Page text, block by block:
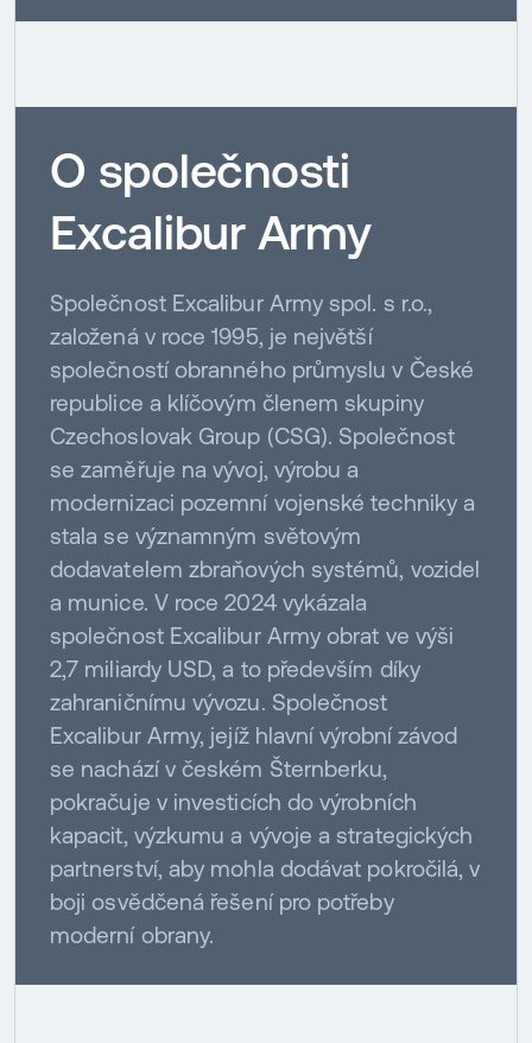
O společnosti
Excalibur Army
Společnost Excalibur Army spol. s r.o.,
založená v roce 1995, je největší
společností obranného průmyslu v České
republice a klíčovým členem skupiny
Czechoslovak Group (CSG). Společnost
se zaměřuje na vývoj, výrobu a
modernizaci pozemní vojenské techniky a
stala se významným světovým
dodavatelem zbraňových systémů, vozidel
a munice. V roce 2024 vykázala
společnost Excalibur Army obrat ve výši
2,7 miliardy USD, a to především díky
zahraničnímu vývozu. Společnost
Excalibur Army, jejíž hlavní výrobní závod
se nachází v českém Šternberku,
pokračuje v investicích do výrobních
kapacit, výzkumu a vývoje a strategických
partnerství, aby mohla dodávat pokročilá, v
boji osvědčená řešení pro potřeby
moderní obrany.